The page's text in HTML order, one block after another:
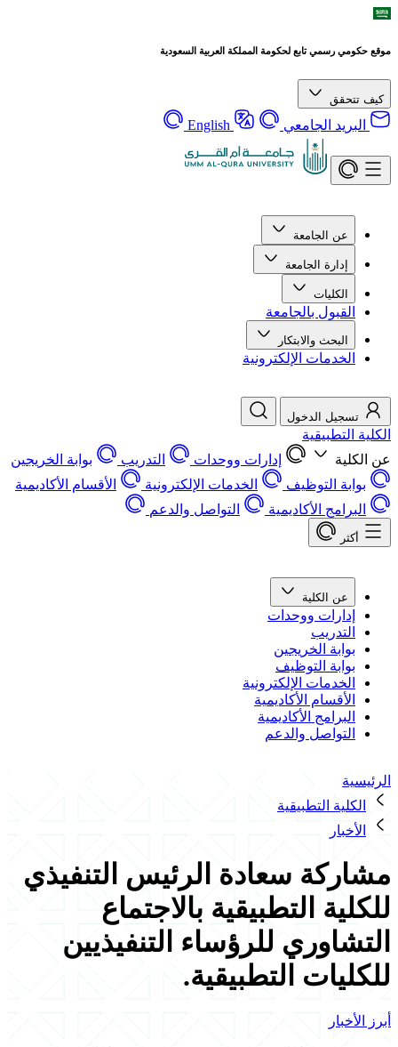
موقع حكومي رسمي تابع لحكومة المملكة العربية السعودية
كيف تتحقق
البريد الجامعي English
عن الجامعة
إدارة الجامعة
الكليات
القبول بالجامعة
البحث والابتكار
الخدمات الإلكترونية
تسجيل الدخول
الكلية التطبيقية
عن الكلية
إدارات ووحدات التدريب
بوابة الخريجين
بوابة التوظيف
الخدمات الإلكترونية
الأقسام الأكاديمية
البرامج الأكاديمية
التواصل والدعم
أكثر
عن الكلية
إدارات ووحدات
التدريب
بوابة الخريجين
بوابة التوظيف
الخدمات الإلكترونية
الأقسام الأكاديمية
البرامج الأكاديمية
التواصل والدعم
الرئيسية
الكلية التطبيقية
الأخبار
مشاركة سعادة الرئيس التنفيذي
للكلية التطبيقية بالاجتماع
التشاوري للرؤساء التنفيذيين
للكليات التطبيقية.
أبرز الأخبار